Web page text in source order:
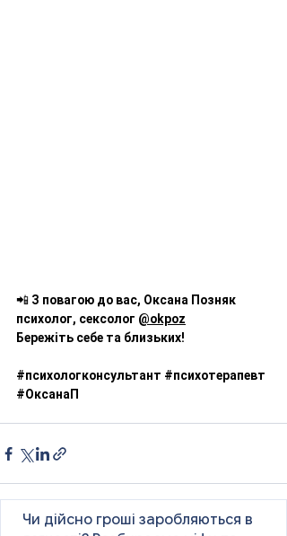
📲 З повагою до вас, Оксана Позняк
психолог, сексолог @okpoz
Бережіть себе та близьких!
#психологконсультант #психотерапевт
#ОксанаП
Чи дійсно гроші заробляються в